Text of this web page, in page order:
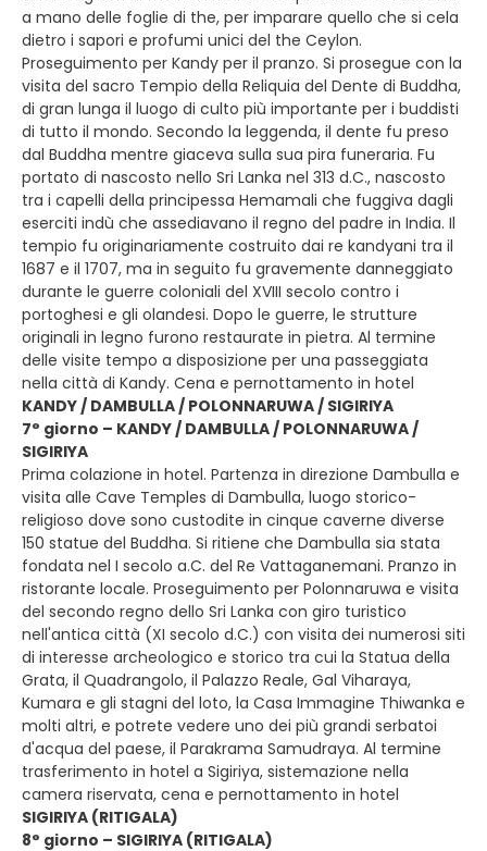
a mano delle foglie di the, per imparare quello che si cela
dietro i sapori e profumi unici del the Ceylon.
Proseguimento per Kandy per il pranzo. Si prosegue con la
visita del sacro Tempio della Reliquia del Dente di Buddha,
di gran lunga il luogo di culto più importante per i buddisti
di tutto il mondo. Secondo la leggenda, il dente fu preso
dal Buddha mentre giaceva sulla sua pira funeraria. Fu
portato di nascosto nello Sri Lanka nel 313 d.C., nascosto
tra i capelli della principessa Hemamali che fuggiva dagli
eserciti indù che assediavano il regno del padre in India. Il
tempio fu originariamente costruito dai re kandyani tra il
1687 e il 1707, ma in seguito fu gravemente danneggiato
durante le guerre coloniali del XVIII secolo contro i
portoghesi e gli olandesi. Dopo le guerre, le strutture
originali in legno furono restaurate in pietra. Al termine
delle visite tempo a disposizione per una passeggiata
nella città di Kandy. Cena e pernottamento in hotel
KANDY / DAMBULLA / POLONNARUWA / SIGIRIYA
7° giorno – KANDY / DAMBULLA / POLONNARUWA /
SIGIRIYA
Prima colazione in hotel. Partenza in direzione Dambulla e
visita alle Cave Temples di Dambulla, luogo storico-
religioso dove sono custodite in cinque caverne diverse
150 statue del Buddha. Si ritiene che Dambulla sia stata
fondata nel I secolo a.C. del Re Vattaganemani. Pranzo in
ristorante locale. Proseguimento per Polonnaruwa e visita
del secondo regno dello Sri Lanka con giro turistico
nell'antica città (XI secolo d.C.) con visita dei numerosi siti
di interesse archeologico e storico tra cui la Statua della
Grata, il Quadrangolo, il Palazzo Reale, Gal Viharaya,
Kumara e gli stagni del loto, la Casa Immagine Thiwanka e
molti altri, e potrete vedere uno dei più grandi serbatoi
d'acqua del paese, il Parakrama Samudraya. Al termine
trasferimento in hotel a Sigiriya, sistemazione nella
camera riservata, cena e pernottamento in hotel
SIGIRIYA (RITIGALA)
8° giorno – SIGIRIYA (RITIGALA)